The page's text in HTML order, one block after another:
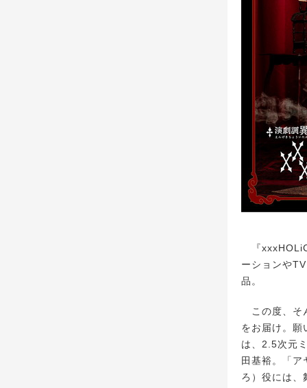
『
ーションや
品。
この度、そ
をお届け。願
は、2.5次元
田基裕。「
ろ）役には、